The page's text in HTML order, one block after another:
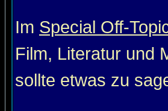
Im Special Off-
Film, Literatur und
sollte etwas zu